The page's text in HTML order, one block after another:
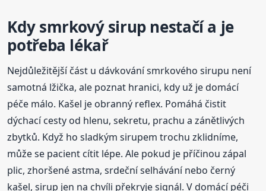
Kdy smrkový sirup nestačí a je
potřeba lékař
Nejdůležitější část u dávkování smrkového sirupu není
samotná lžička, ale poznat hranici, kdy už je domácí
péče málo. Kašel je obranný reflex. Pomáhá čistit
dýchací cesty od hlenu, sekretu, prachu a zánětlivých
zbytků. Když ho sladkým sirupem trochu zklidníme,
může se pacient cítit lépe. Ale pokud je příčinou zápal
plic, zhoršené astma, srdeční selhávání nebo černý
kašel, sirup jen na chvíli překryje signál. V domácí péči